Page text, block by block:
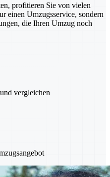
profitieren Sie von vielen
einen Umzugsservice, sondern
die Ihren Umzug noch
vergleichen